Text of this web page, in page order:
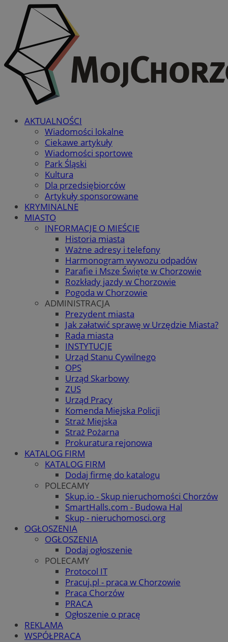
AKTUALNOŚCI
Wiadomości lokalne
Ciekawe artykuły
Wiadomości sportowe
Park Śląski
Kultura
Dla przedsiębiorców
Artykuły sponsorowane
KRYMINALNE
MIASTO
INFORMACJE O MIEŚCIE
Historia miasta
Ważne adresy i telefony
Harmonogram wywozu odpadów
Parafie i Msze Święte w Chorzowie
Rozkłady jazdy w Chorzowie
Pogoda w Chorzowie
ADMINISTRACJA
Prezydent miasta
Jak załatwić sprawę w Urzędzie Miasta?
Rada miasta
INSTYTUCJE
Urząd Stanu Cywilnego
OPS
Urząd Skarbowy
ZUS
Urząd Pracy
Komenda Miejska Policji
Straż Miejska
Straż Pożarna
Prokuratura rejonowa
KATALOG FIRM
KATALOG FIRM
Dodaj firmę do katalogu
POLECAMY
Skup.io - Skup nieruchomości Chorzów
SmartHalls.com - Budowa Hal
Skup - nieruchomosci.org
OGŁOSZENIA
OGŁOSZENIA
Dodaj ogłoszenie
POLECAMY
Protocol IT
Pracuj.pl - praca w Chorzowie
Praca Chorzów
PRACA
Ogłoszenie o pracę
REKLAMA
WSPÓŁPRACA